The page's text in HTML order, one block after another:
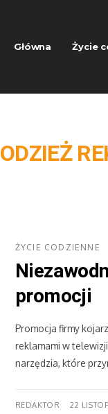
Główna Życie
ODZIEŻ
ŻYCIE CODZIENNE
promocji
Promocja firmy
reklamami w
narzędzia, które
REDAKTOR 22